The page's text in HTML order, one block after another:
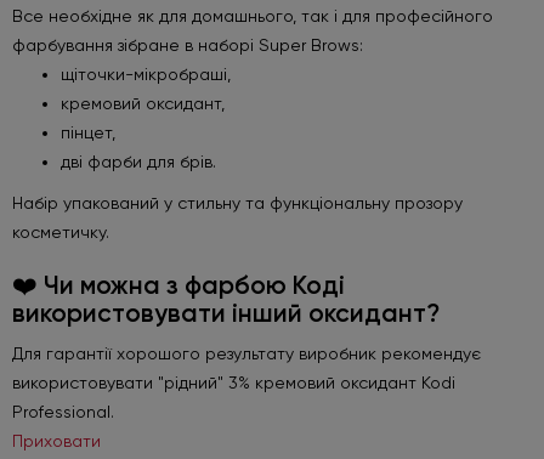
Все необхідне як для домашнього, так і для професійного
фарбування зібране в наборі Super Brows:
щіточки-мікробраші,
кремовий оксидант,
пінцет,
дві фарби для брів.
Набір упакований у стильну та функціональну прозору
косметичку.
❤️ Чи можна з фарбою Коді
використовувати інший оксидант?
Для гарантії хорошого результату виробник рекомендує
використовувати "рідний" 3% кремовий оксидант Kodi
Professional.
Приховати